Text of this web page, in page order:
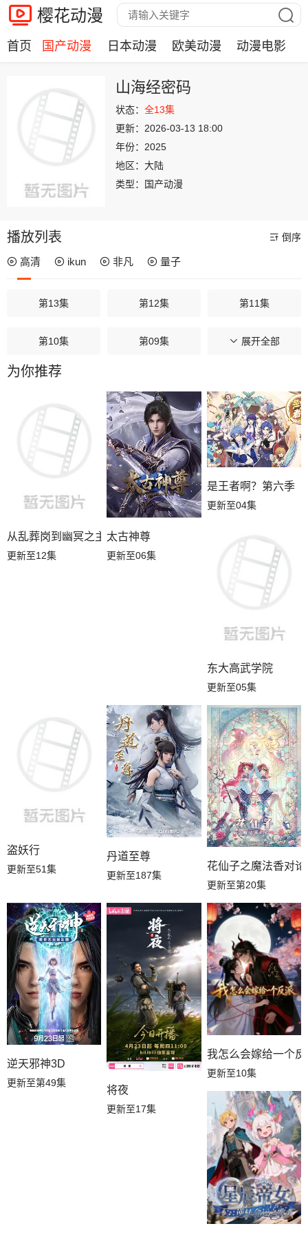
樱花动漫
首页 国产动漫 日本动漫 欧美动漫 动漫电影
山海经密码
状态： 全13集
更新： 2026-03-13 18:00
年份： 2025
地区： 大陆
类型：
国产动漫
播放列表 倒序
高清 ikun 非凡 量子
第13集 第12集 第11集
第10集 第09集 第08集
第07集
第03集 第02集
第01集
展开全部
为你推荐
从乱葬岗到幽冥之主
更新至12集
太古神尊
更新至06集
是王者啊？第六季
更新至04集
东大高武学院
更新至05集
盗妖行
更新至51集
丹道至尊
更新至187集
花仙子之魔法香对论
更新至第20集
逆天邪神3D
更新至第49集
将夜
更新至17集
我怎么会嫁给一个反
更新至10集